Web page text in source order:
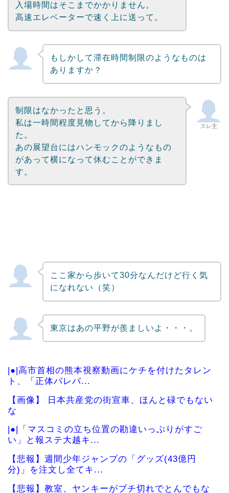
入場時間はそこまでかかりません。
高速エレベーターで速く上に送って。
もしかして滞在時間制限のようなものは
ありますか？
スレ主
制限はなかったと思う。
私は一時間程度見物してから降りまし
た。
あの展望台にはハンモックのようなもの
があって横になって休むことができま
す。
ここ家から歩いて30分なんだけど行く気
になれない（笑）
東京はあの平野が羨ましいよ・・・。
|●|高市首相の熊本視察動画にケチを付けたタレン
ト、「正体バレバ...
【画像】 日本共産党の街宣車、ほんと碌でもない
な
|●|「マスコミの立ち位置の勘違いっぷりがすご
い」と報ステ大越キ...
【悲報】週間少年ジャンプの「グッズ(43億円
分)」を注文し全てキ...
【悲報】教室、ヤンキーがブチ切れでとんでもな